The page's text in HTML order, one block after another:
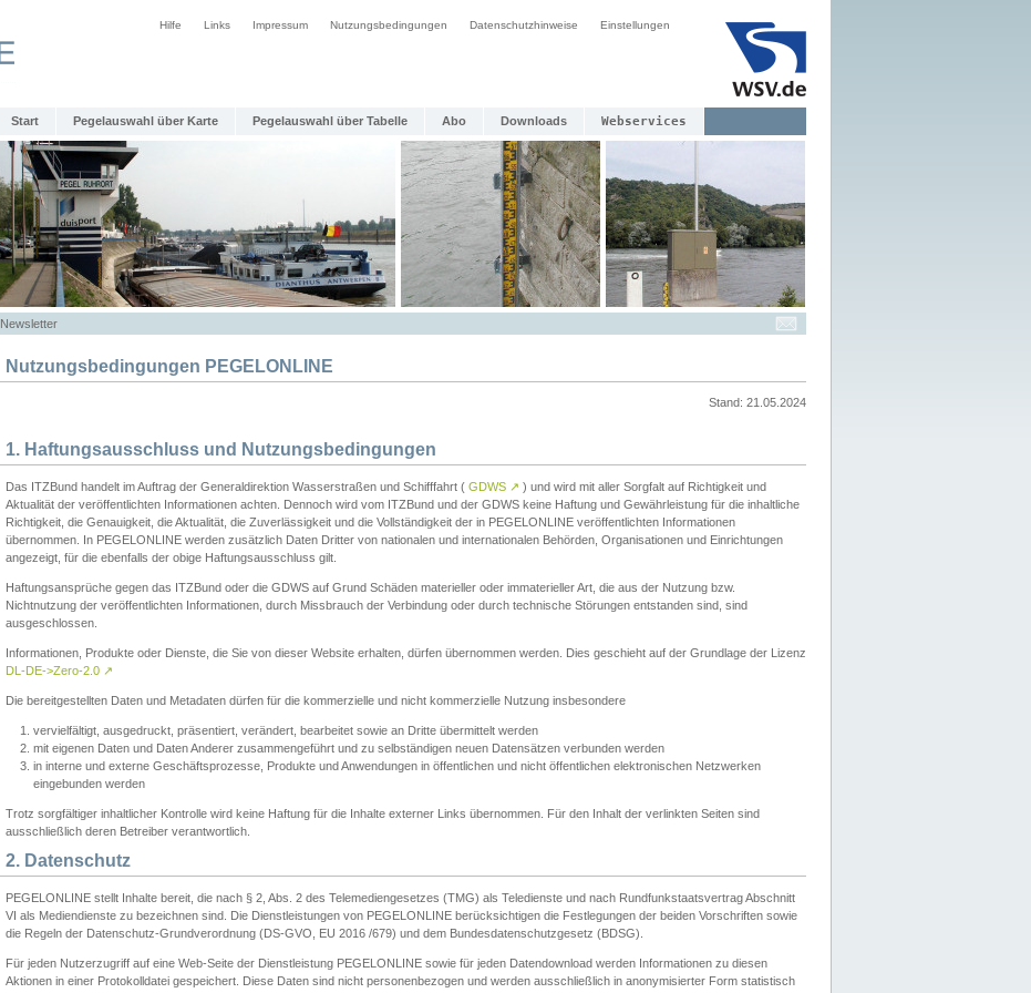
Hilfe Links Impressum Nutzungsbedingungen Datenschutzhinweise Einstellungen
Start Pegelauswahl über Karte Pegelauswahl über Tabelle Abo Downloads Webservices
Newsletter
Nutzungsbedingungen PEGELONLINE
Stand: 21.05.2024
1. Haftungsausschluss und Nutzungsbedingungen
Das ITZBund handelt im Auftrag der Generaldirektion Wasserstraßen und Schifffahrt ( GDWS ↗ ) und wird mit aller Sorgfalt auf Richtigkeit und
Aktualität der veröffentlichten Informationen achten. Dennoch wird vom ITZBund und der GDWS keine Haftung und Gewährleistung für die inhaltliche
Richtigkeit, die Genauigkeit, die Aktualität, die Zuverlässigkeit und die Vollständigkeit der in PEGELONLINE veröffentlichten Informationen
übernommen. In PEGELONLINE werden zusätzlich Daten Dritter von nationalen und internationalen Behörden, Organisationen und Einrichtungen
angezeigt, für die ebenfalls der obige Haftungsausschluss gilt.
Haftungsansprüche gegen das ITZBund oder die GDWS auf Grund Schäden materieller oder immaterieller Art, die aus der Nutzung bzw.
Nichtnutzung der veröffentlichten Informationen, durch Missbrauch der Verbindung oder durch technische Störungen entstanden sind, sind
ausgeschlossen.
Informationen, Produkte oder Dienste, die Sie von dieser Website erhalten, dürfen übernommen werden. Dies geschieht auf der Grundlage der Lizenz
DL-DE->Zero-2.0 ↗
Die bereitgestellten Daten und Metadaten dürfen für die kommerzielle und nicht kommerzielle Nutzung insbesondere
vervielfältigt, ausgedruckt, präsentiert, verändert, bearbeitet sowie an Dritte übermittelt werden
mit eigenen Daten und Daten Anderer zusammengeführt und zu selbständigen neuen Datensätzen verbunden werden
in interne und externe Geschäftsprozesse, Produkte und Anwendungen in öffentlichen und nicht öffentlichen elektronischen Netzwerken
eingebunden werden
Trotz sorgfältiger inhaltlicher Kontrolle wird keine Haftung für die Inhalte externer Links übernommen. Für den Inhalt der verlinkten Seiten sind
ausschließlich deren Betreiber verantwortlich.
2. Datenschutz
PEGELONLINE stellt Inhalte bereit, die nach § 2, Abs. 2 des Telemediengesetzes (TMG) als Teledienste und nach Rundfunkstaatsvertrag Abschnitt
VI als Mediendienste zu bezeichnen sind. Die Dienstleistungen von PEGELONLINE berücksichtigen die Festlegungen der beiden Vorschriften sowie
die Regeln der Datenschutz-Grundverordnung (DS-GVO, EU 2016 /679) und dem Bundesdatenschutzgesetz (BDSG).
Für jeden Nutzerzugriff auf eine Web-Seite der Dienstleistung PEGELONLINE sowie für jeden Datendownload werden Informationen zu diesen
Aktionen in einer Protokolldatei gespeichert. Diese Daten sind nicht personenbezogen und werden ausschließlich in anonymisierter Form statistisch